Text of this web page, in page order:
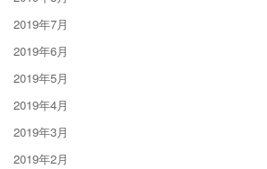
2019年7月
2019年6月
2019年5月
2019年4月
2019年3月
2019年2月